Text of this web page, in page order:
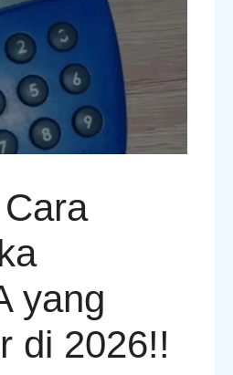
yang
di 2026!!